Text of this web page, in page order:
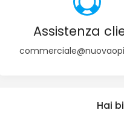
Assistenza
Hai